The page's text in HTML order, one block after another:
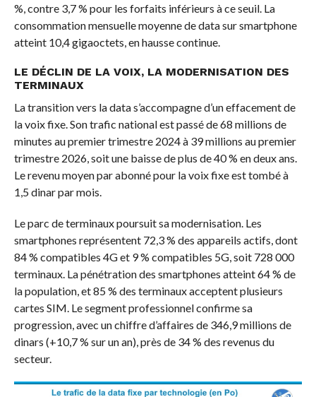
%, contre 3,7 % pour les forfaits inférieurs à ce seuil. La
consommation mensuelle moyenne de data sur smartphone
atteint 10,4 gigaoctets, en hausse continue.
LE DÉCLIN DE LA VOIX, LA MODERNISATION DES
TERMINAUX
La transition vers la data s’accompagne d’un effacement de
la voix fixe. Son trafic national est passé de 68 millions de
minutes au premier trimestre 2024 à 39 millions au premier
trimestre 2026, soit une baisse de plus de 40 % en deux ans.
Le revenu moyen par abonné pour la voix fixe est tombé à
1,5 dinar par mois.
Le parc de terminaux poursuit sa modernisation. Les
smartphones représentent 72,3 % des appareils actifs, dont
84 % compatibles 4G et 9 % compatibles 5G, soit 728 000
terminaux. La pénétration des smartphones atteint 64 % de
la population, et 85 % des terminaux acceptent plusieurs
cartes SIM. Le segment professionnel confirme sa
progression, avec un chiffre d’affaires de 346,9 millions de
dinars (+10,7 % sur un an), près de 34 % des revenus du
secteur.